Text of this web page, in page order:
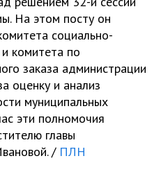
На этом посту он
социально-
комитета по
заказа администрации
оценку и анализ
муниципальных
эти полномочия
главы
/ ПЛН